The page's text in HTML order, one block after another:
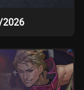
2026